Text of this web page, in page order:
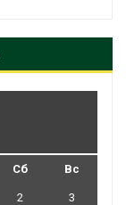
Сб Вс
2 3